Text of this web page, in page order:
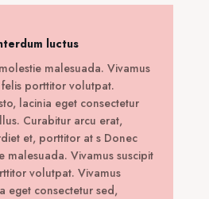
luctus
malesuada. Vivamus
porttitor volutpat.
lacinia eget consectetur
Curabitur arcu erat,
et, porttitor at s Donec
malesuada. Vivamus suscipit
volutpat. Vivamus
eget consectetur sed,